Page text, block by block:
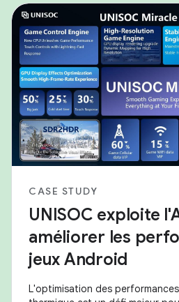
CASE STUDY
UNISOC exploite
améliorer les
jeux Android
L'optimisation des